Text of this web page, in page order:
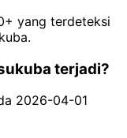
yang terdeteksi
terjadi?
2026-04-01